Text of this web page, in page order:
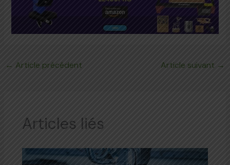
← Article précédent Article suivant →
Articles liés